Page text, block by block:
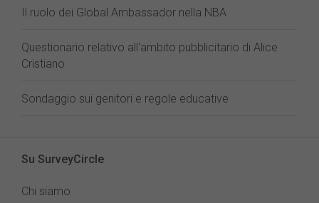
Il ruolo dei Global Ambassador nella NBA
Questionario relativo all'ambito pubblicitario di Alice
Cristiano
Sondaggio sui genitori e regole educative
Su SurveyCircle
Chi siamo